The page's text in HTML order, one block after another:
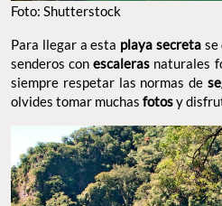
Foto: Shutterstock
Para llegar a esta playa secretase
senderos conescaleras naturales
siempre respetar las normas de
olvides tomar muchas fotosy